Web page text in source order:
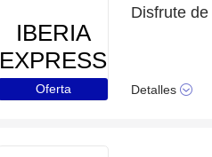
IBERIA
EXPRESS
Oferta Detalles